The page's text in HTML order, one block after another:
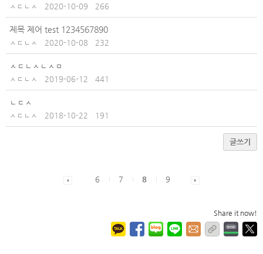
ㅅㄷㄴㅅ 2020-10-09 266
제목 제어 test 1234567890
ㅅㄷㄴㅅ 2020-10-08 232
ㅅㄷㄴㅅㄴㅅㅁ
ㅅㄷㄴㅅ 2019-06-12 441
ㄴㄷㅅ
ㅅㄷㄴㅅ 2018-10-22 191
글쓰기
6 7 8 9
Share it now!